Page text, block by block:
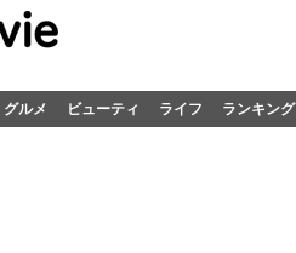
グルメ ビューティ ライフ ランキング